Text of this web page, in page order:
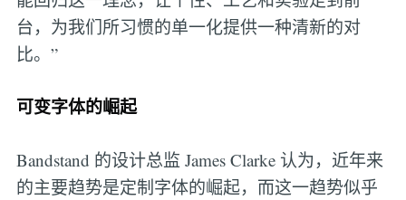
台，为我们所习惯的单一化提供一种清新的对
比。”
可变字体的崛起
Bandstand 的设计总监 James Clarke 认为，近年来
的主要趋势是定制字体的崛起，而这一趋势似乎